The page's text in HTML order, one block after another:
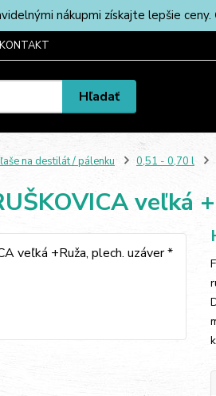
nákupmi získajte lepšie
KONTAKT
Hľadať
na destilát / pálenku 0,51 - 0,70 l
veľká